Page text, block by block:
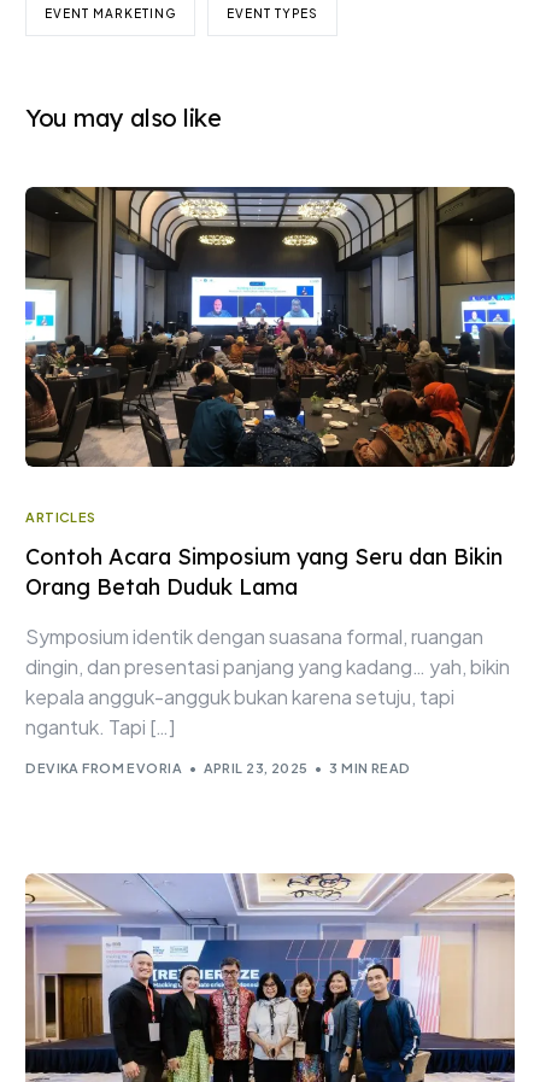
EVENT MARKETING EVENT TYPES
You may also like
ARTICLES
Contoh Acara Simposium yang Seru dan Bikin
Orang Betah Duduk Lama
Symposium identik dengan suasana formal, ruangan
dingin, dan presentasi panjang yang kadang… yah, bikin
kepala angguk-angguk bukan karena setuju, tapi
ngantuk. Tapi […]
DEVIKA FROM EVORIA APRIL 23, 2025 3 MIN READ